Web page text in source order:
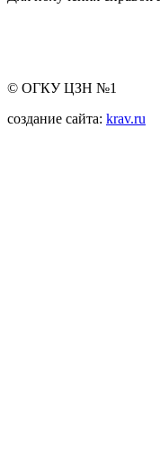
© ОГКУ ЦЗН №1
создание сайта: krav.ru